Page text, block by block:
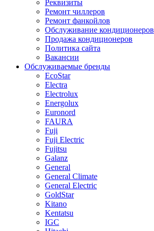
Реквизиты
Ремонт чиллеров
Ремонт фанкойлов
Обслуживание кондиционеров
Продажа кондиционеров
Политика сайта
Вакансии
Обслуживаемые бренды
EcoStar
Electra
Electrolux
Energolux
Euronord
FAURA
Fuji
Fuji Electric
Fujitsu
Galanz
General
General Climate
General Electric
GoldStar
Kitano
Kentatsu
IGC